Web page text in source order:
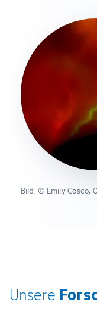
Bild: © Emily Cosco,
Unsere